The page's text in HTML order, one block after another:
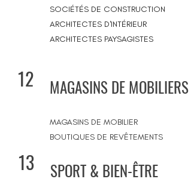
SOCIÉTÉS DE CONSTRUCTION
ARCHITECTES D'INTÉRIEUR
ARCHITECTES PAYSAGISTES
12 MAGASINS DE MOBILIERS
MAGASINS DE MOBILIER
BOUTIQUES DE REVÊTEMENTS
13 SPORT & BIEN-ÊTRE